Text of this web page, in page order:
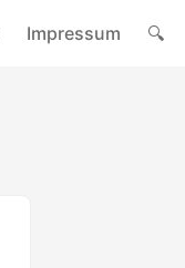
Impressum 🔍